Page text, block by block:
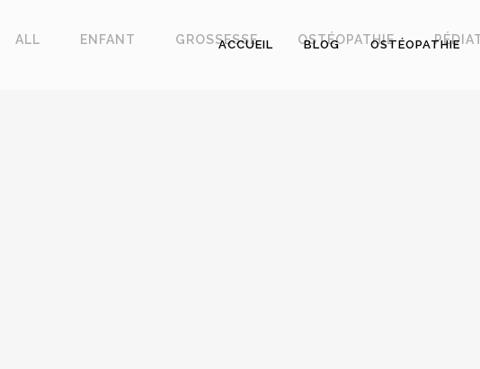
ACCUEIL BLOG OSTÉOPATHIE
ALL ENFANT GROSSESSE OSTÉOPATHIE